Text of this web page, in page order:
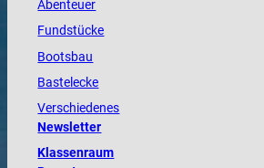
Abenteuer
Fundstücke
Bootsbau
Bastelecke
Verschiedenes
Newsletter
Klassenraum